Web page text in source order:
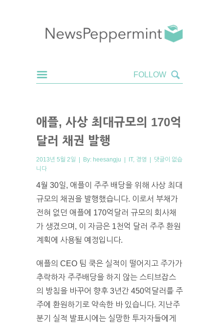
애플, 사상 최대규모의 170억
달러 채권 발행
2013년 5월 2일 | By: heesangju | IT, 경영 | 댓글이 없습
니다
4월 30일, 애플이 주주 배당을 위해 사상 최대
규모의 채권을 발행했습니다. 이로서 부채가
전혀 없던 애플에 170억달러 규모의 회사채
가 생겼으며, 이 자금은 1천억 달러 주주 환원
계획에 사용될 예정입니다.
애플의 CEO 팀 쿡은 실적이 떨어지고 주가가
추락하자 주주배당을 하지 않는 스티브잡스
의 방침을 바꾸어 향후 3년간 450억달러를 주
주에 환원하기로 약속한 바 있습니다. 지난주
분기 실적 발표시에는 실망한 투자자들에게